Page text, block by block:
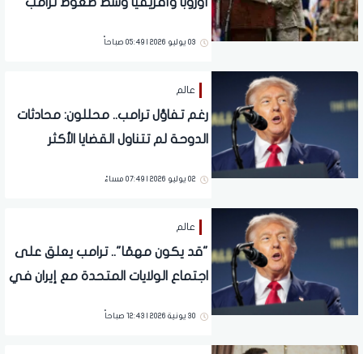
03 يوليو 2026 | 05:49 صباحاً
عالم
رغم تفاؤل ترامب.. محللون: محادثات
الدوحة لم تتناول القضايا الأكثر
02 يوليو 2026 | 07:49 مساءً
عالم
"قد يكون مهمًا".. ترامب يعلق على
اجتماع الولايات المتحدة مع إيران في
30 يونية 2026 | 12:43 صباحاً